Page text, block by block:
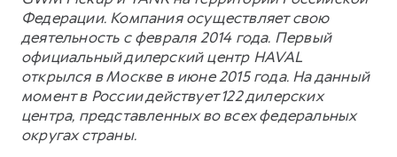
Федерации. Компания осуществляет свою
деятельность с февраля 2014 года. Первый
официальный дилерский центр HAVAL
открылся в Москве в июне 2015 года. На данный
момент в России действует 122 дилерских
центра, представленных во всех федеральных
округах страны.